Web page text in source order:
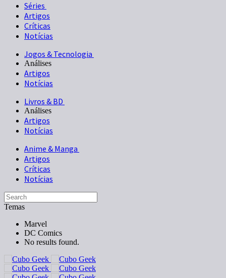
Séries
Artigos
Críticas
Notícias
Jogos & Tecnologia
Análises
Artigos
Notícias
Livros & BD
Análises
Artigos
Notícias
Anime & Manga
Artigos
Críticas
Notícias
Temas
Marvel
DC Comics
No results found.